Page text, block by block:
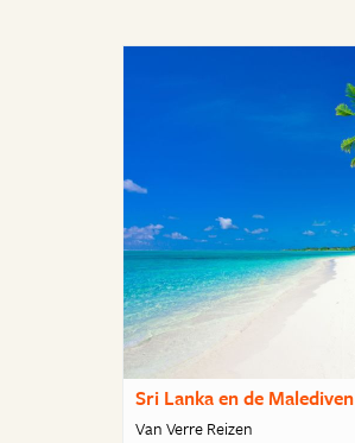
Sri Lanka en de Malediven
Van Verre Reizen